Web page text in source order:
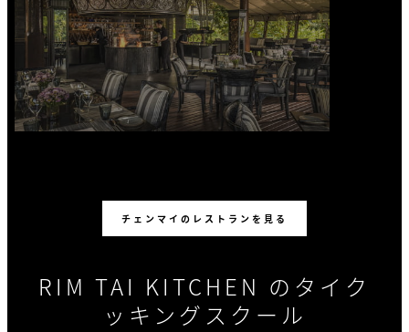
チェンマイのレストランを見る
RIM TAI KITCHEN のタイク
ッキングスクール